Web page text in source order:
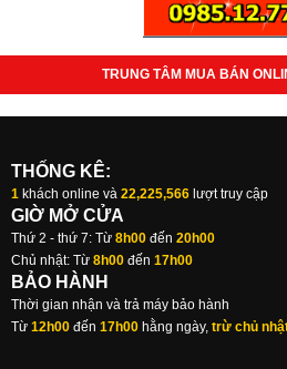
TRUNG TÂM MUA BÁN
THỐNG KÊ:
1 khách online và 22,225,566 lượt truy cập
GIỜ MỞ CỬA
Thứ 2 - thứ 7: Từ 8h00 đến 20h00
Chủ nhật: Từ 8h00 đến 17h00
BẢO HÀNH
Thời gian nhận và trả máy bảo hành
Từ 12h00 đến 17h00 hằng ngày, trừ chủ